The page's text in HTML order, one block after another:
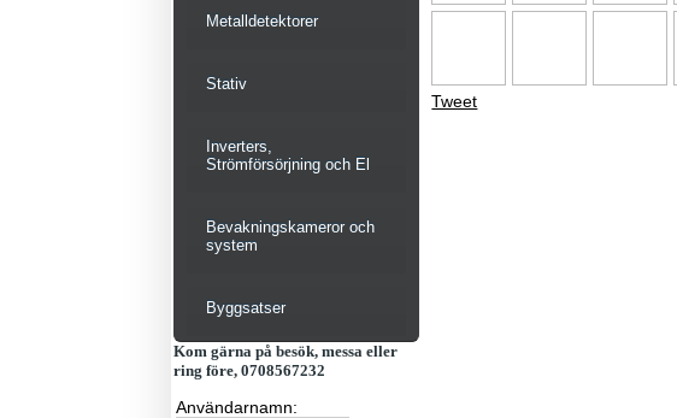
Metalldetektorer
Stativ
Inverters,
Strömförsörjning och El
Bevakningskameror och
system
Byggsatser
Kom gärna på besök, messa eller
ring före, 0708567232
Användarnamn:
Tweet